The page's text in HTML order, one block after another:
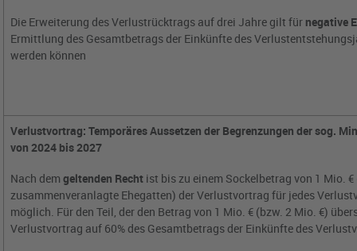
Die Erweiterung des Verlustrücktrags auf drei Jahre gilt für negative
Ermittlung des Gesamtbetrags der Einkünfte des
werden können
Verlustvortrag: Temporäres Aussetzen der Begrenzungen der sog.
von 2024 bis 2027
Nach demgeltenden Recht ist bis zu einem Sockelbetrag von 1 Mio.
zusammenveranlagte Ehegatten) der Verlustvortrag für jedes
möglich. Für den Teil, der den Betrag von 1 Mio. € (bzw. 2 Mio. €)
Verlustvortrag auf 60% des Gesamtbetrags der Einkünfte des